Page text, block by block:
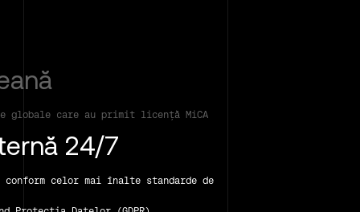
globale care au primit licență MiCA
24/7
celor mai înalte standarde de